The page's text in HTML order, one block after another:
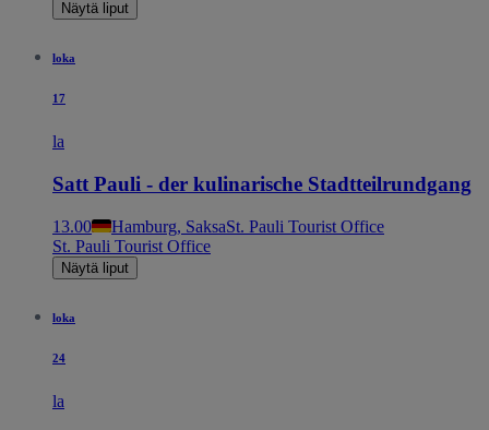
Näytä liput
loka
17
la
Satt Pauli - der kulinarische Stadtteilrundgang
13.00 Hamburg, SaksaSt. Pauli Tourist Office
St. Pauli Tourist Office
Näytä liput
loka
24
la